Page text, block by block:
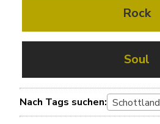
Rock
Soul
Nach Tags suchen: Schottland